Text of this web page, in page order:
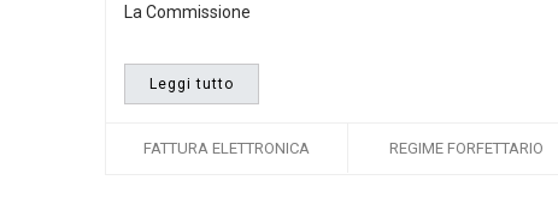
La Commissione
Leggi tutto
FATTURA ELETTRONICA REGIME FORFETTARIO